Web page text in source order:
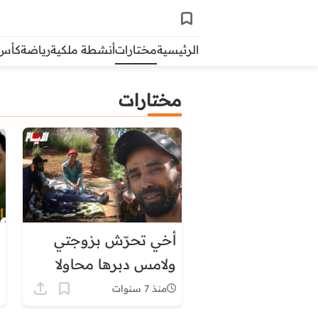
الرئيسيةمختاراتأنشطة ملكيةرياضةكأس
مختارات
أخي تحرّش بزوجتي
ولامس دبرها محاولا
اغتصابها..
منذ 7 سنوات